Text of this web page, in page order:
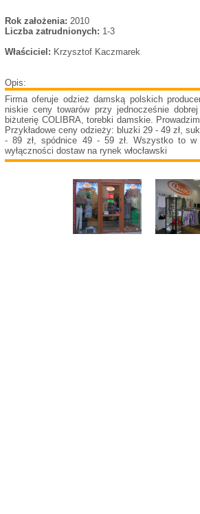
Rok założenia: 2010
Liczba zatrudnionych: 1-3
Właściciel: Krzysztof Kaczmarek
Opis:
Firma oferuje odzież damską polskich
niskie ceny towarów przy jednocześnie
biżuterię COLIBRA, torebki damskie.
Przykładowe ceny odzieży: bluzki 29 - 49 zł,
- 89 zł, spódnice 49 - 59 zł. Wszystko to w
wyłączności dostaw na rynek włocławski